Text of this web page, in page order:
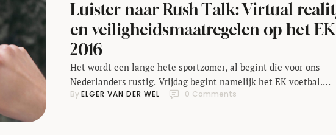
Luister naar Rush Talk: Virtual
en veiligheidsmaatregelen op het EK
2016
Het wordt een lange hete sportzomer, al begint die voor ons
Nederlanders rustig. Vrijdag begint namelijk het EK voetbal.
Zonder Oranje. Desondanks gebeurt er veel op het vlak
By ELGER VAN DER WEL 0 Comments